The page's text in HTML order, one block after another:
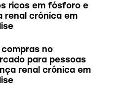
ricos em fósforo e
renal crónica em
compras no
para pessoas
renal crónica em